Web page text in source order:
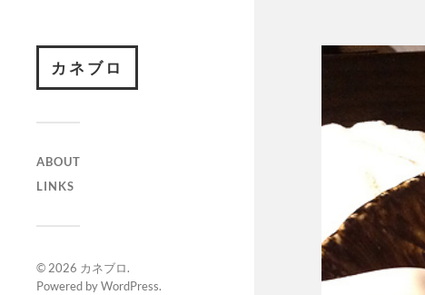
カネブロ
ABOUT
LINKS
© 2026 カネブロ.
Powered byWordPress.